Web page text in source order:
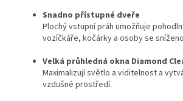
Snadno přístupné dveře
Plochý vstupní práh umožňuje
vozíčkáře, kočárky a osoby se
Velká průhledná okna Diamond
Maximalizují světlo a viditelnost a
vzdušné prostředí.